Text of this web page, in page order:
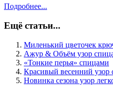
Подробнее...
Ещё статьи...
Миленький цветочек
Ажур & Объём узор
«Тонкие перья» спицами
Красивый весенний узор
Новинка сезона узор